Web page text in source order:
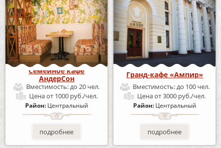
Семейное кафе
АндерСон
Вместимость:до 20 чел.
Ценаот 1000 руб./чел.
Район: Центральный
подробнее
Гранд-кафе «Ампир»
Вместимость:до 100 чел.
Ценаот 3000 руб./чел.
Район: Центральный
подробнее